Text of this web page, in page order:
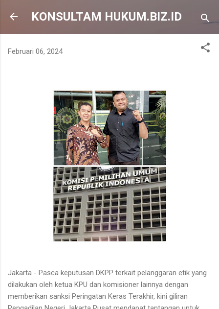
Langsung ke konten utama
KONSULTAM HUKUM.BIZ.ID
Februari 06, 2024
Jakarta - Pasca keputusan DKPP terkait pelanggaran etik yang
dilakukan oleh ketua KPU dan komisioner lainnya dengan
memberikan sanksi Peringatan Keras Terakhir, kini giliran